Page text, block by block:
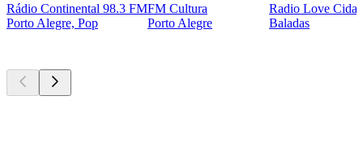
Rádio Continental 98.3 FM
Porto Alegre, Pop
FM Cultura
Porto Alegre
Radio Love
Baladas